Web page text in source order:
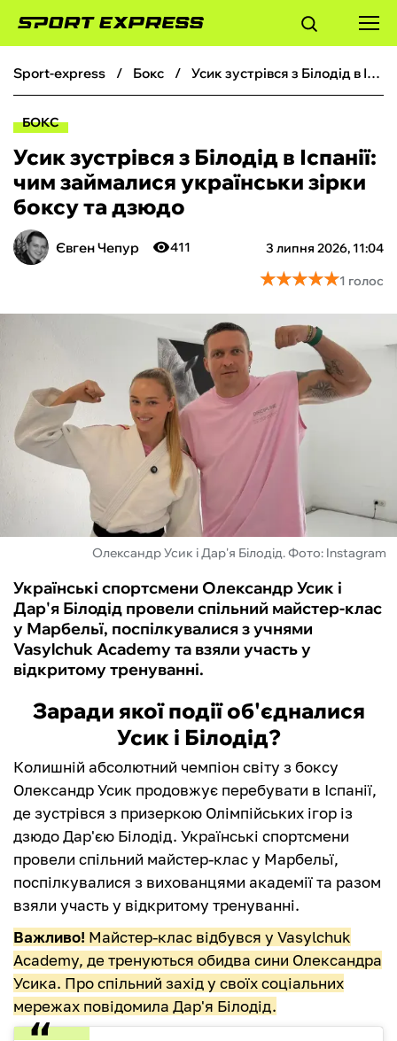
ФУТБОЛ
БОКС
ХОКЕЙ
ЧС-2026
ФУТЗАЛ
БУКМЕКЕРИ
sport-express бокс Усик зустрівся з Білодід в Іспанії: чим займалися українськи зірки боксу та дзюдо
БОКС
Усик зустрівся з Білодід в Іспанії:
чим займалися українськи зірки
боксу та дзюдо
Євген Чепур 3 липня 2026, 11:04
411
★★★★★
★★★★★1 голос
Олександр Усик і Дар'я Білодід. Фото: Instagram
Українські спортсмени Олександр Усик і
Дар'я Білодід провели спільний майстер-клас
у Марбельї, поспілкувалися з учнями
Vasylchuk Academy та взяли участь у
відкритому тренуванні.
Заради якої події об'єдналися
Усик і Білодід?
Колишній абсолютний чемпіон світу з боксу
Олександр Усик продовжує перебувати в Іспанії,
де зустрівся з призеркою Олімпійських ігор із
дзюдо Дар'єю Білодід. Українські спортсмени
провели спільний майстер-клас у Марбельї,
поспілкувалися з вихованцями академії та разом
взяли участь у відкритому тренуванні.
Важливо! Майстер-клас відбувся у Vasylchuk
Academy, де тренуються обидва сини Олександра
Усика. Про спільний захід у своїх соціальних
мережах повідомила Дар'я Білодід.